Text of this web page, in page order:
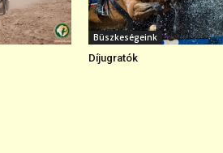
Büszkeségeink
Díjugratók